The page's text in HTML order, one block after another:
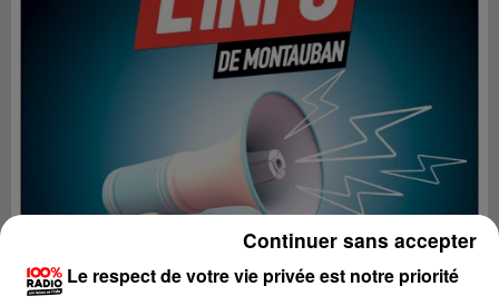
Le respect de votre vie privée est notre priorité
Continuer sans accepter